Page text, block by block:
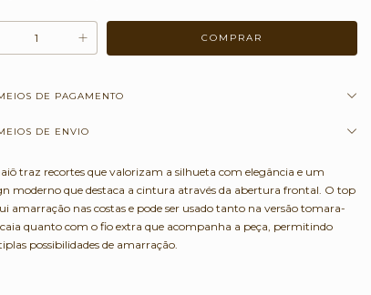
DE PAGAMENTO
DE ENVIO
traz recortes que valorizam a silhueta com elegância e um
moderno que destaca a cintura através da abertura frontal. O top
amarração nas costas e pode ser usado tanto na versão tomara-
quanto com o fio extra que acompanha a peça, permitindo
possibilidades de amarração.